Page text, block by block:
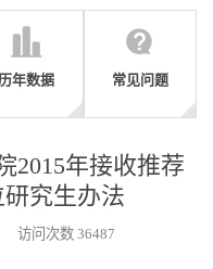
历年数据 常见问题
2015年接收推荐
究生办法
访问次数 36487